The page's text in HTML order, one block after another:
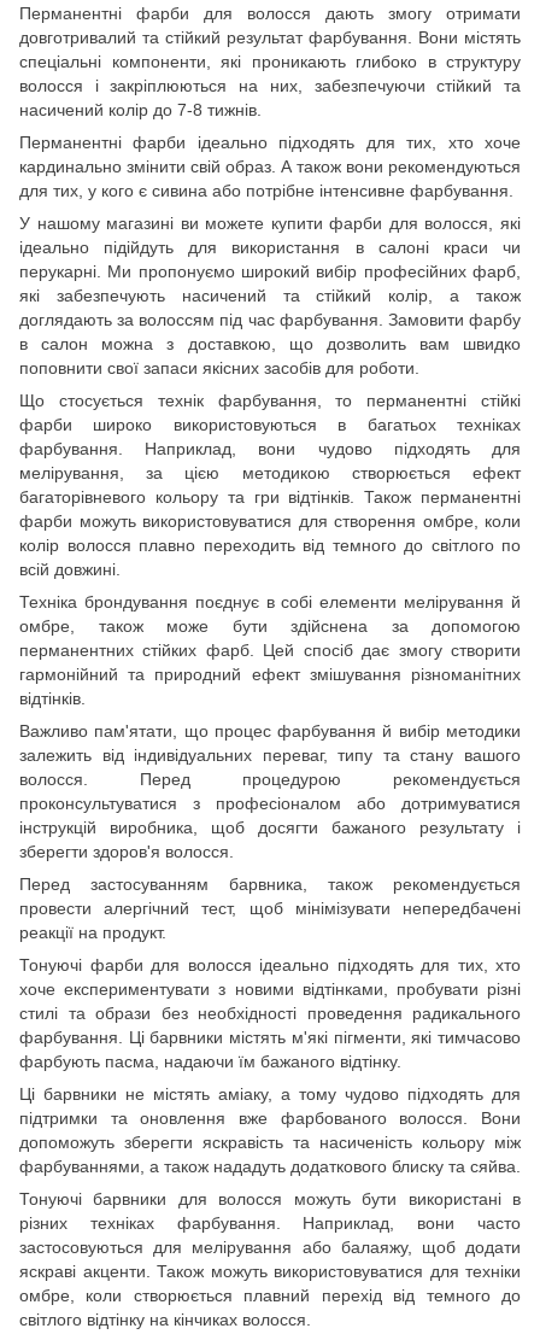
Перманентні фарби для волосся дають змогу отримати
довготривалий та стійкий результат фарбування. Вони містять
спеціальні компоненти, які проникають глибоко в структуру
волосся і закріплюються на них, забезпечуючи стійкий та
насичений колір до 7-8 тижнів.
Перманентні фарби ідеально підходять для тих, хто хоче
кардинально змінити свій образ. А також вони рекомендуються
для тих, у кого є сивина або потрібне інтенсивне фарбування.
У нашому магазині ви можете купити фарби для волосся, які
ідеально підійдуть для використання в салоні краси чи
перукарні. Ми пропонуємо широкий вибір професійних фарб,
які забезпечують насичений та стійкий колір, а також
доглядають за волоссям під час фарбування. Замовити фарбу
в салон можна з доставкою, що дозволить вам швидко
поповнити свої запаси якісних засобів для роботи.
Що стосується технік фарбування, то перманентні стійкі
фарби широко використовуються в багатьох техніках
фарбування. Наприклад, вони чудово підходять для
мелірування, за цією методикою створюється ефект
багаторівневого кольору та гри відтінків. Також перманентні
фарби можуть використовуватися для створення омбре, коли
колір волосся плавно переходить від темного до світлого по
всій довжині.
Техніка брондування поєднує в собі елементи мелірування й
омбре, також може бути здійснена за допомогою
перманентних стійких фарб. Цей спосіб дає змогу створити
гармонійний та природний ефект змішування різноманітних
відтінків.
Важливо пам'ятати, що процес фарбування й вибір методики
залежить від індивідуальних переваг, типу та стану вашого
волосся. Перед процедурою рекомендується
проконсультуватися з професіоналом або дотримуватися
інструкцій виробника, щоб досягти бажаного результату і
зберегти здоров'я волосся.
Перед застосуванням барвника, також рекомендується
провести алергічний тест, щоб мінімізувати непередбачені
реакції на продукт.
Тонуючі фарби для волосся ідеально підходять для тих, хто
хоче експериментувати з новими відтінками, пробувати різні
стилі та образи без необхідності проведення радикального
фарбування. Ці барвники містять м'які пігменти, які тимчасово
фарбують пасма, надаючи їм бажаного відтінку.
Ці барвники не містять аміаку, а тому чудово підходять для
підтримки та оновлення вже фарбованого волосся. Вони
допоможуть зберегти яскравість та насиченість кольору між
фарбуваннями, а також нададуть додаткового блиску та сяйва.
Тонуючі барвники для волосся можуть бути використані в
різних техніках фарбування. Наприклад, вони часто
застосовуються для мелірування або балаяжу, щоб додати
яскраві акценти. Також можуть використовуватися для техніки
омбре, коли створюється плавний перехід від темного до
світлого відтінку на кінчиках волосся.